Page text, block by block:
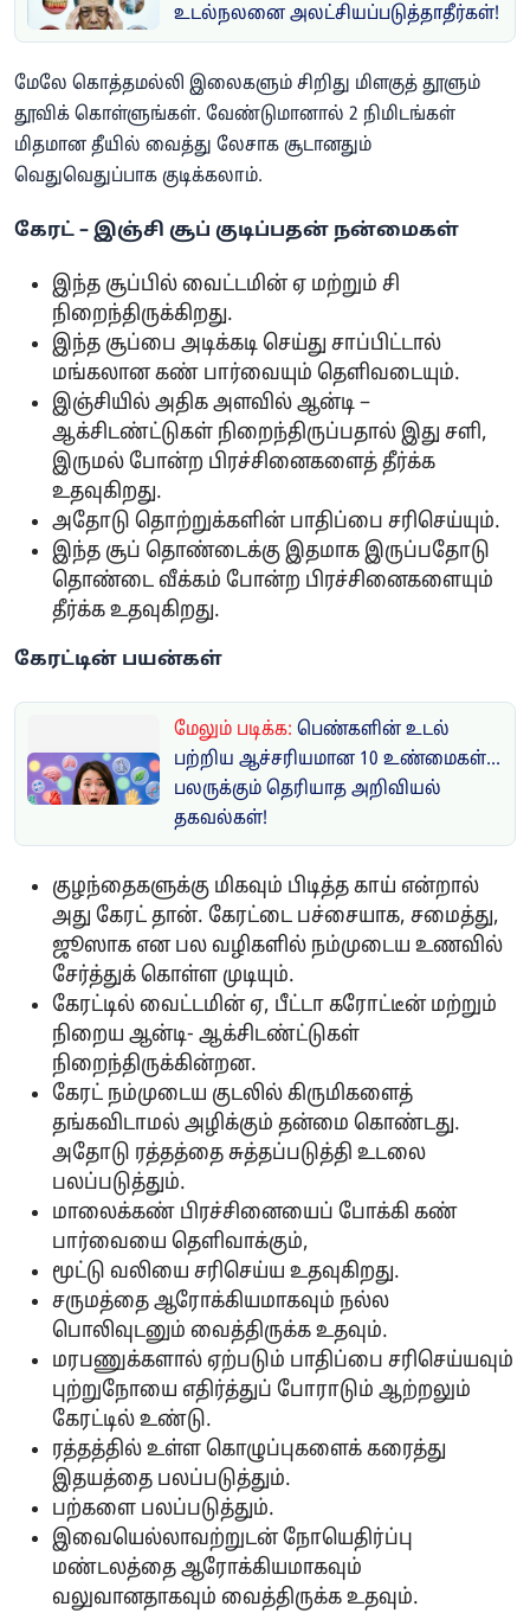
உடல்நலனை அலட்சியப்படுத்தாதீர்கள்!
மேலே கொத்தமல்லி இலைகளும் சிறிது மிளகுத் தூளும்
தூவிக் கொள்ளுங்கள். வேண்டுமானால் 2 நிமிடங்கள்
மிதமான தீயில் வைத்து லேசாக சூடானதும்
வெதுவெதுப்பாக குடிக்கலாம்.
​கேரட் – இஞ்சி சூப் குடிப்பதன் நன்மைகள்
இந்த சூப்பில் வைட்டமின் ஏ மற்றும் சி
நிறைந்திருக்கிறது.
இந்த சூப்பை அடிக்கடி செய்து சாப்பிட்டால்
மங்கலான கண் பார்வையும் தெளிவடையும்.
இஞ்சியில் அதிக அளவில் ஆன்டி –
ஆக்சிடண்ட்டுகள் நிறைந்திருப்பதால் இது சளி,
இருமல் போன்ற பிரச்சினைகளைத் தீர்க்க
உதவுகிறது.
அதோடு தொற்றுக்களின் பாதிப்பை சரிசெய்யும்.
இந்த சூப் தொண்டைக்கு இதமாக இருப்பதோடு
தொண்டை வீக்கம் போன்ற பிரச்சினைகளையும்
தீர்க்க உதவுகிறது.
​கேரட்டின் பயன்கள்
மேலும் படிக்க: பெண்களின் உடல்
பற்றிய ஆச்சரியமான 10 உண்மைகள்...
பலருக்கும் தெரியாத அறிவியல்
தகவல்கள்!
குழந்தைகளுக்கு மிகவும் பிடித்த காய் என்றால்
அது கேரட் தான். கேரட்டை பச்சையாக, சமைத்து,
ஜூஸாக என பல வழிகளில் நம்முடைய உணவில்
சேர்த்துக் கொள்ள முடியும்.
கேரட்டில் வைட்டமின் ஏ, பீட்டா கரோட்டீன் மற்றும்
நிறைய ஆன்டி- ஆக்சிடண்ட்டுகள்
நிறைந்திருக்கின்றன.
கேரட் நம்முடைய குடலில் கிருமிகளைத்
தங்கவிடாமல் அழிக்கும் தன்மை கொண்டது.
அதோடு ரத்தத்தை சுத்தப்படுத்தி உடலை
பலப்படுத்தும்.
மாலைக்கண் பிரச்சினையைப் போக்கி கண்
பார்வையை தெளிவாக்கும்,
மூட்டு வலியை சரிசெய்ய உதவுகிறது.
சருமத்தை ஆரோக்கியமாகவும் நல்ல
பொலிவுடனும் வைத்திருக்க உதவும்.
மரபணுக்களால் ஏற்படும் பாதிப்பை சரிசெய்யவும்
புற்றுநோயை எதிர்த்துப் போராடும் ஆற்றலும்
கேரட்டில் உண்டு.
ரத்தத்தில் உள்ள கொழுப்புகளைக் கரைத்து
இதயத்தை பலப்படுத்தும்.
பற்களை பலப்படுத்தும்.
இவையெல்லாவற்றுடன் நோயெதிர்ப்பு
மண்டலத்தை ஆரோக்கியமாகவும்
வலுவானதாகவும் வைத்திருக்க உதவும்.